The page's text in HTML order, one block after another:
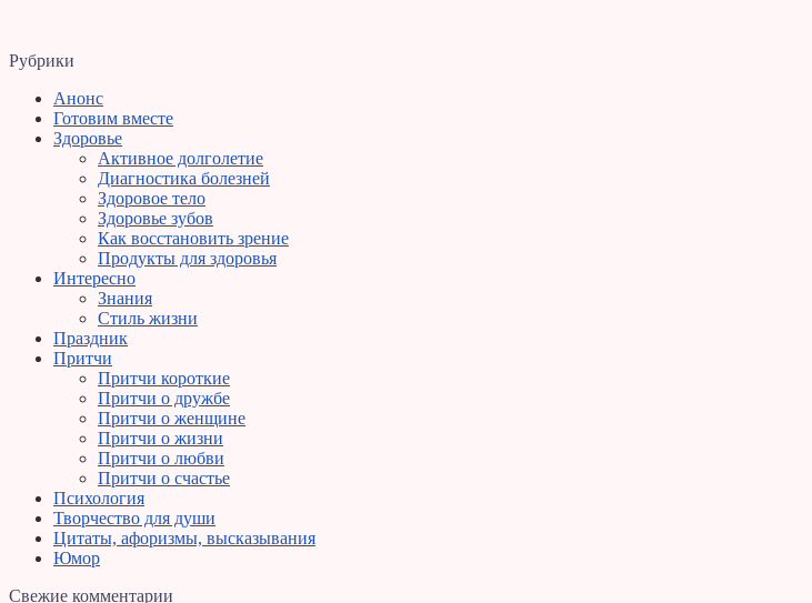
Рубрики
Анонс
Готовим вместе
Здоровье
Активное долголетие
Диагностика болезней
Здоровое тело
Здоровье зубов
Как восстановить зрение
Продукты для здоровья
Интересно
Знания
Стиль жизни
Праздник
Притчи
Притчи короткие
Притчи о дружбе
Притчи о женщине
Притчи о жизни
Притчи о любви
Притчи о счастье
Психология
Творчество для души
Цитаты, афоризмы, высказывания
Юмор
Свежие комментарии